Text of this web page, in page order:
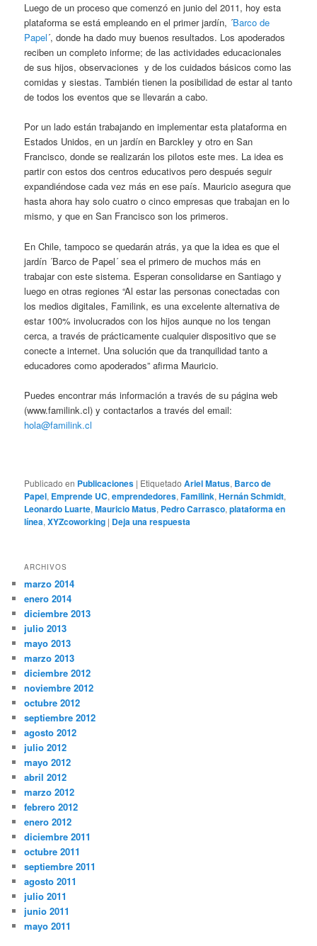
Luego de un proceso que comenzó en junio del 2011, hoy esta
plataforma se está empleando en el primer jardín, ´Barco de
Papel´, donde ha dado muy buenos resultados. Los apoderados
reciben un completo informe; de las actividades educacionales
de sus hijos, observaciones y de los cuidados básicos como las
comidas y siestas. También tienen la posibilidad de estar al tanto
de todos los eventos que se llevarán a cabo.
Por un lado están trabajando en implementar esta plataforma en
Estados Unidos, en un jardín en Barckley y otro en San
Francisco, donde se realizarán los pilotos este mes. La idea es
partir con estos dos centros educativos pero después seguir
expandiéndose cada vez más en ese país. Mauricio asegura que
hasta ahora hay solo cuatro o cinco empresas que trabajan en lo
mismo, y que en San Francisco son los primeros.
En Chile, tampoco se quedarán atrás, ya que la idea es que el
jardín ´Barco de Papel´ sea el primero de muchos más en
trabajar con este sistema. Esperan consolidarse en Santiago y
luego en otras regiones “Al estar las personas conectadas con
los medios digitales, Familink, es una excelente alternativa de
estar 100% involucrados con los hijos aunque no los tengan
cerca, a través de prácticamente cualquier dispositivo que se
conecte a internet. Una solución que da tranquilidad tanto a
educadores como apoderados” afirma Mauricio.
Puedes encontrar más información a través de su página web
(www.familink.cl) y contactarlos a través del email:
hola@familink.cl
Publicado en Publicaciones | Etiquetado Ariel Matus, Barco de
Papel, Emprende UC,emprendedores,Familink,Hernán Schmidt,
Leonardo Luarte,Mauricio Matus, Pedro Carrasco,plataforma en
línea,XYZcoworking | Deja una respuesta
ARCHIVOS
marzo 2014
enero 2014
diciembre 2013
julio 2013
mayo 2013
marzo 2013
diciembre 2012
noviembre 2012
octubre 2012
septiembre 2012
agosto 2012
julio 2012
mayo 2012
abril 2012
marzo 2012
febrero 2012
enero 2012
diciembre 2011
octubre 2011
septiembre 2011
agosto 2011
julio 2011
junio 2011
mayo 2011